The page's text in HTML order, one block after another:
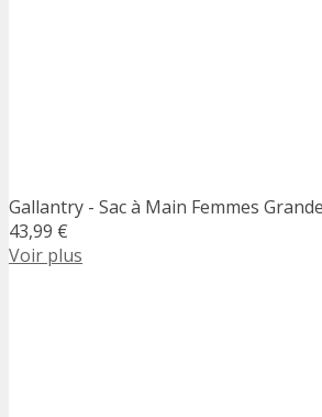
Gallantry - Sac à Main Femmes
43,99 €
Voir plus